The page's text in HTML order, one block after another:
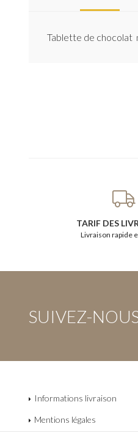
Tablette de chocolat
TARIF DES
Livraison rapide
SUIVEZ-
Informations livraison
Mentions légales